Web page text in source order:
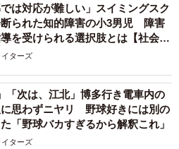
では対応が難しい」スイミングスク
断られた知的障害の小3男児 障害
を受けられる選択肢とは【社会福
イターズ
「次は、江北」博多行き電車内の
に思わずニヤリ 野球好きには別の
「野球バカすぎるから解釈これ」
ターズ